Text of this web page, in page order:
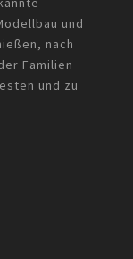
und
nach
Familien
und zu